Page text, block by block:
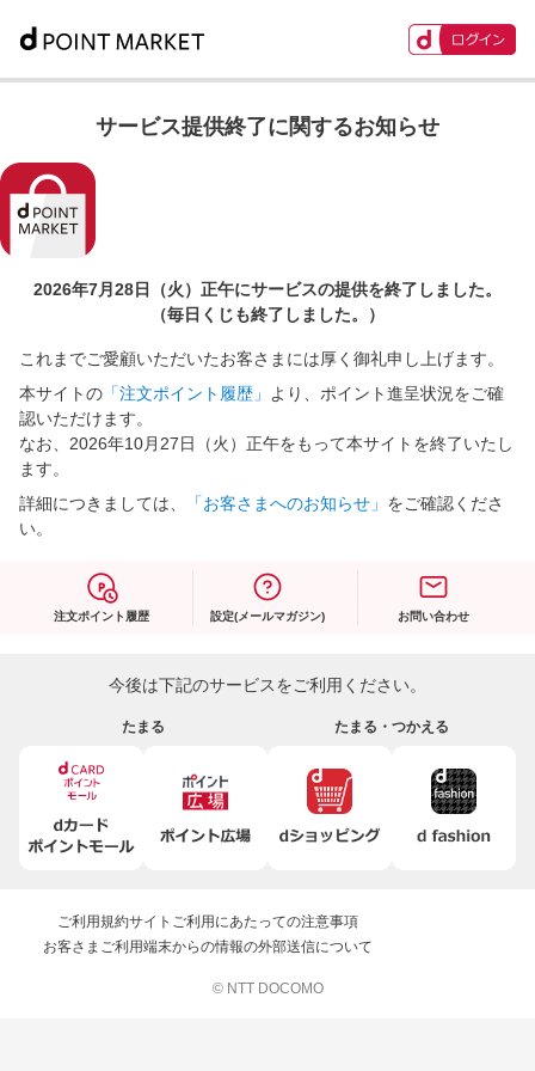
サービス提供終了に関するお知らせ
2026年7月28日（火）正午にサービスの提供を終了しました。
（毎日くじも終了しました。）
これまでご愛顧いただいたお客さまには厚く御礼申し上げます。
本サイトの 「注文ポイント履歴」
より、ポイント進呈状況をご確
認いただけます。
なお、2026年10月27日（火）正午をもって本サイトを終了いたし
ます。
詳細につきましては、
「お客さまへのお知らせ」 をご確認くださ
い。
注文ポイント履歴 設定(メールマガジン) お問い合わせ
今後は下記のサービスをご利用ください。
たまる たまる・つかえる
ご利用規約サイトご利用にあたっての注意事項
お客さまご利用端末からの情報の外部送信について
© NTT DOCOMO